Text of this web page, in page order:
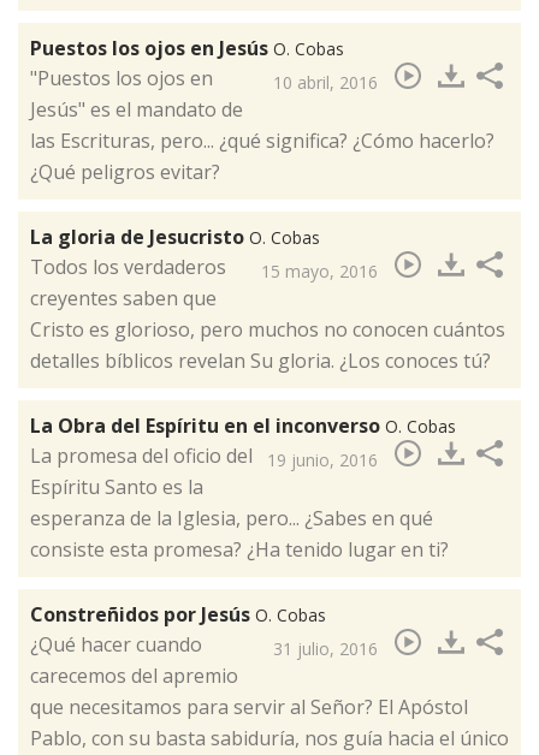
Puestos los ojos en Jesús O. Cobas
10 abril, 2016
"Puestos los ojos en
Jesús" es el mandato de
las Escrituras, pero... ¿qué significa? ¿Cómo hacerlo?
¿Qué peligros evitar?​
La gloria de Jesucristo O. Cobas
15 mayo, 2016
Todos los verdaderos
creyentes saben que
Cristo es glorioso,​ pero muchos no conocen cuántos
detalles bíblicos revelan Su gloria. ¿Los conoces tú?
La Obra del Espíritu en el inconverso O. Cobas
19 junio, 2016
La promesa del oficio del
Espíritu Santo es la
esperanza de la Iglesia, pero... ¿Sabes en qué
consiste esta promesa? ¿Ha tenido lugar en ti? ​
Constreñidos por Jesús O. Cobas
31 julio, 2016
¿Qué hacer cuando
carecemos del apremio
que necesitamos para servir al Señor? El Apóstol
Pablo, con su basta sabiduría, nos guía hacia el único